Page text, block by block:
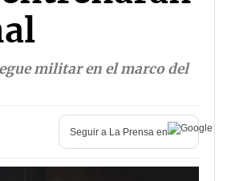
militar en el marco del
Seguir a La Prensa en